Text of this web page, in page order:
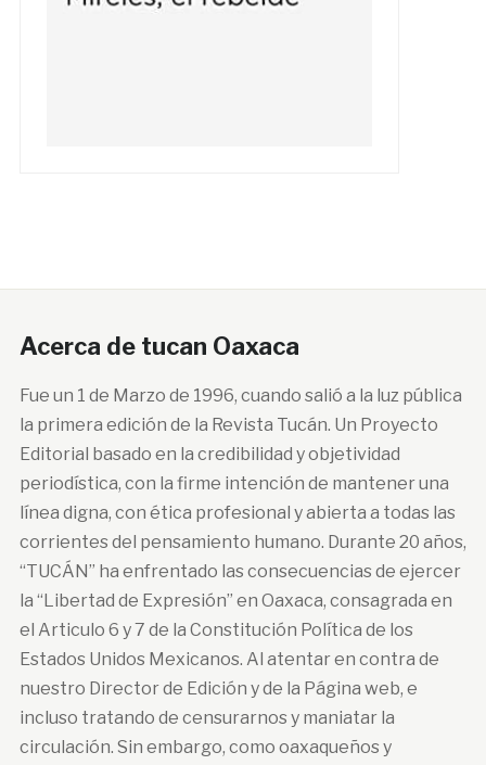
Acerca de tucan Oaxaca
Fue un 1 de Marzo de 1996, cuando salió a la luz pública
la primera edición de la Revista Tucán. Un Proyecto
Editorial basado en la credibilidad y objetividad
periodística, con la firme intención de mantener una
línea digna, con ética profesional y abierta a todas las
corrientes del pensamiento humano. Durante 20 años,
“TUCÁN” ha enfrentado las consecuencias de ejercer
la “Libertad de Expresión” en Oaxaca, consagrada en
el Articulo 6 y 7 de la Constitución Política de los
Estados Unidos Mexicanos. Al atentar en contra de
nuestro Director de Edición y de la Página web, e
incluso tratando de censurarnos y maniatar la
circulación. Sin embargo, como oaxaqueños y